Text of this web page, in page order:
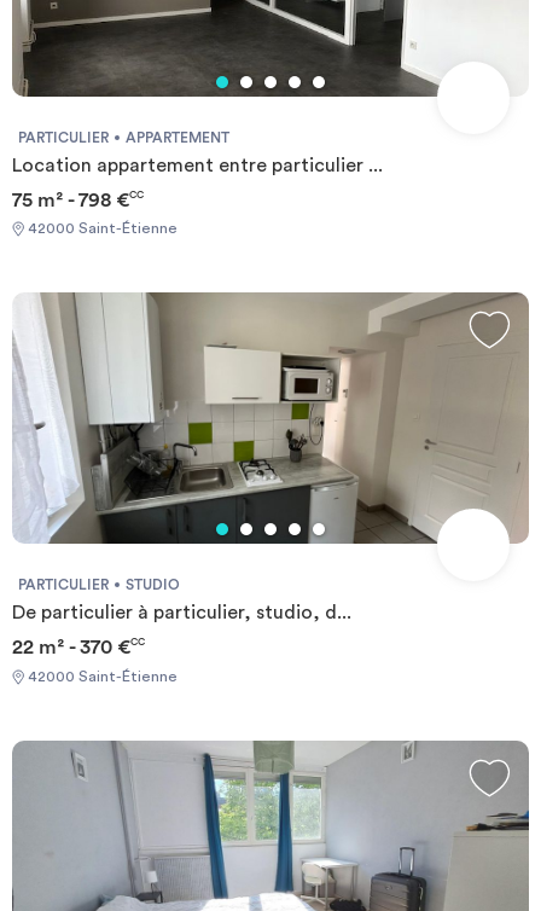
PARTICULIER APPARTEMENT
Location appartement entre particulier ...
75 m² - 798 €CC
42000 Saint-Étienne
PARTICULIER STUDIO
De particulier à particulier, studio, d...
22 m² - 370 €CC
42000 Saint-Étienne